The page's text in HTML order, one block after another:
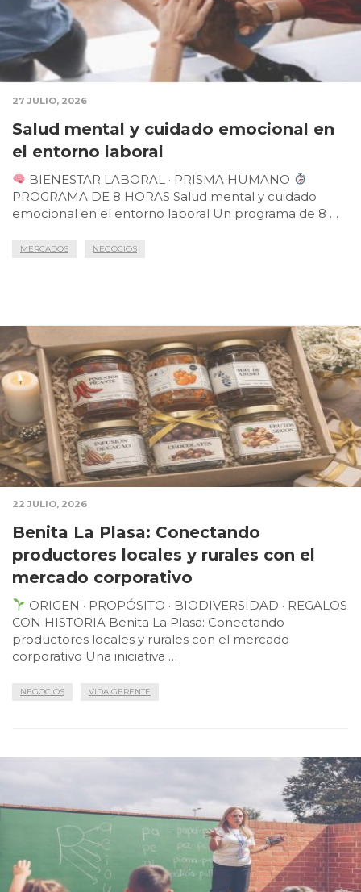
27 JULIO, 2026
Salud mental y cuidado emocional en
el entorno laboral
BIENESTAR LABORAL · PRISMA HUMANO
PROGRAMA DE 8 HORAS Salud mental y cuidado
emocional en el entorno laboral Un programa de 8 …
MERCADOS NEGOCIOS
22 JULIO, 2026
Benita La Plasa: Conectando
productores locales y rurales con el
mercado corporativo
ORIGEN · PROPÓSITO · BIODIVERSIDAD · REGALOS
CON HISTORIA Benita La Plasa: Conectando
productores locales y rurales con el mercado
corporativo Una iniciativa …
NEGOCIOS VIDA GERENTE